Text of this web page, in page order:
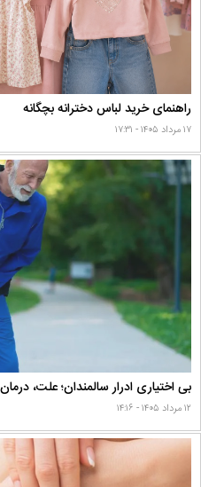
راهنمای خرید لباس دخترانه بچگانه
۱۷ مرداد ۱۴۰۵ - ۱۷:۳۱
بی اختیاری ادرار سالمندان؛ علت،
۱۲ مرداد ۱۴۰۵ - ۱۴:۱۶